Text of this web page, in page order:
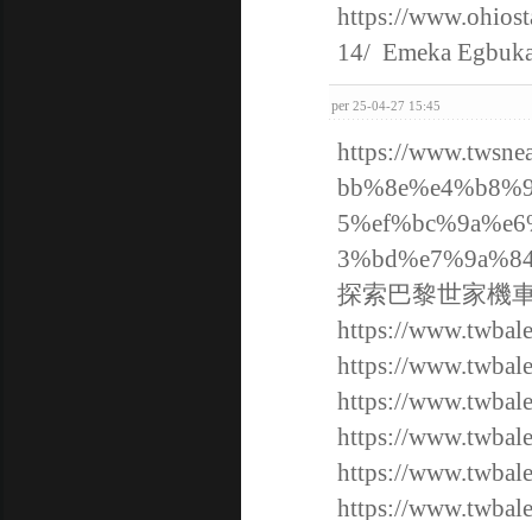
https://
14/Emeka
per 25-04-27 15:45
https://
探索巴黎世家機
https://
https://
https://
https://
https://
https://